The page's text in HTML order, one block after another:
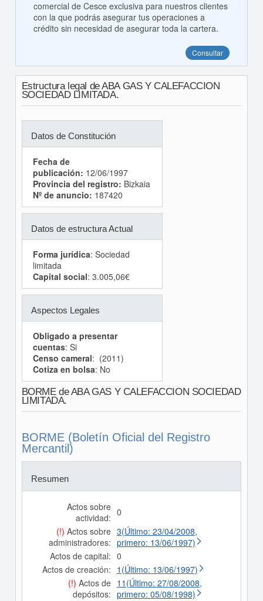
comercial de Cesce exclusiva para nuestros clientes
con la que podrás asegurar tus operaciones a
crédito sin necesidad de asegurar toda la cartera.
Consultar
Estructura legal de ABA GAS Y CALEFACCION
SOCIEDAD LIMITADA.
Datos de Constitución
Fecha de
publicación: 12/06/1997
Provincia del registro: Bizkaia
Nº de anuncio: 187420
Datos de estructura Actual
Forma jurídica: Sociedad
limitada
Capital social: 3.005,06€
Aspectos Legales
Obligado a presentar
cuentas: Si
Censo cameral: (2011)
Cotiza en bolsa: No
BORME de ABA GAS Y CALEFACCION SOCIEDAD
LIMITADA.
BORME (Boletín Oficial del Registro
Mercantil)
Resumen
Actos sobre
actividad: 0
(!) Actos sobre
administradores:
3(Último: 23/04/2008,
primero: 13/06/1997)
Actos de capital: 0
Actos de creación: 1(Último: 13/06/1997)
(!) Actos de
depósitos:
11(Último: 27/08/2008,
primero: 05/08/1998)